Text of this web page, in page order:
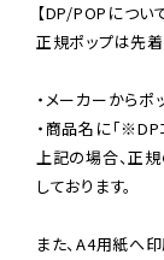
【DP/POPについ
正規ポップは先着
・メーカーから
・商品名に「
上記の場合、正
しております。
また、A4用紙へ